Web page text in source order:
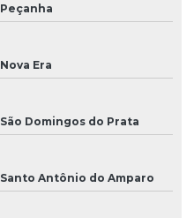
Peçanha
Nova Era
São Domingos do Prata
Santo Antônio do Amparo